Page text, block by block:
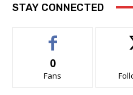
STAY CONNECTED
0
Fans